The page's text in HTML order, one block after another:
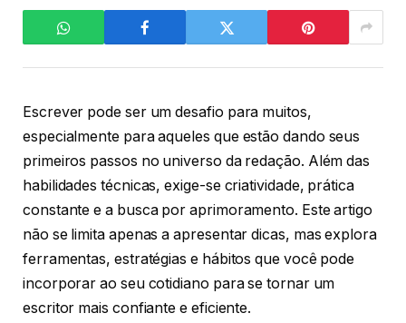
Escrever pode ser um desafio para muitos,
especialmente para aqueles que estão dando seus
primeiros passos no universo da redação. Além das
habilidades técnicas, exige-se criatividade, prática
constante e a busca por aprimoramento. Este artigo
não se limita apenas a apresentar dicas, mas explora
ferramentas, estratégias e hábitos que você pode
incorporar ao seu cotidiano para se tornar um
escritor mais confiante e eficiente.